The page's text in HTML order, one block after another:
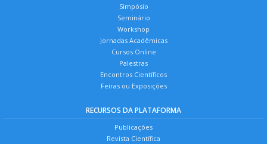
Simpósio
Seminário
Workshop
Jornadas Acadêmicas
Cursos Online
Palestras
Encontros Científicos
Feiras ou Exposições
RECURSOS DA PLATAFORMA
Publicações
Revista Científica